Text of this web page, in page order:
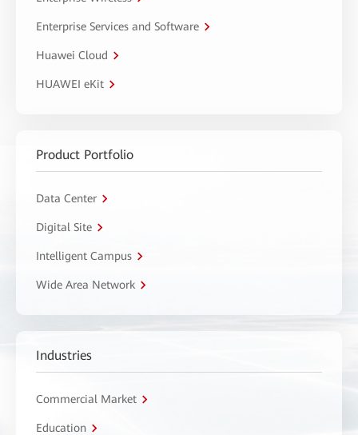
Enterprise Services and Software
Huawei Cloud
HUAWEI eKit
Product Portfolio
Data Center
Digital Site
Intelligent Campus
Wide Area Network
Industries
Commercial Market
Education